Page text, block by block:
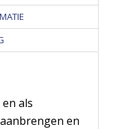
als
en